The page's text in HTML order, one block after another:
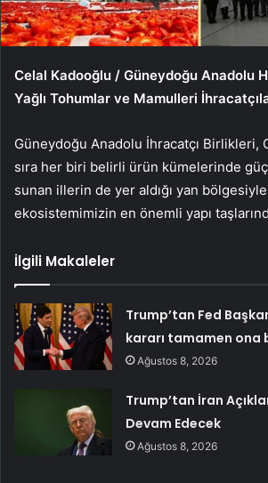
Celal Kadooğlu / Güneydoğu Anadolu
Yağlı Tohumlar ve Mamulleri
Güneydoğu Anadolu İhracatçı Birlikleri,
sıra her biri belirli ürün kümelerinde
sunan illerin de yer aldığı yan
ekosistemimizin en önemli yapı
İlgili Makaleler
Trump’tan Fed
kararı tamamen ona
Ağustos 8, 2026
Trump’tan İran
Devam Edecek
Ağustos 8, 2026